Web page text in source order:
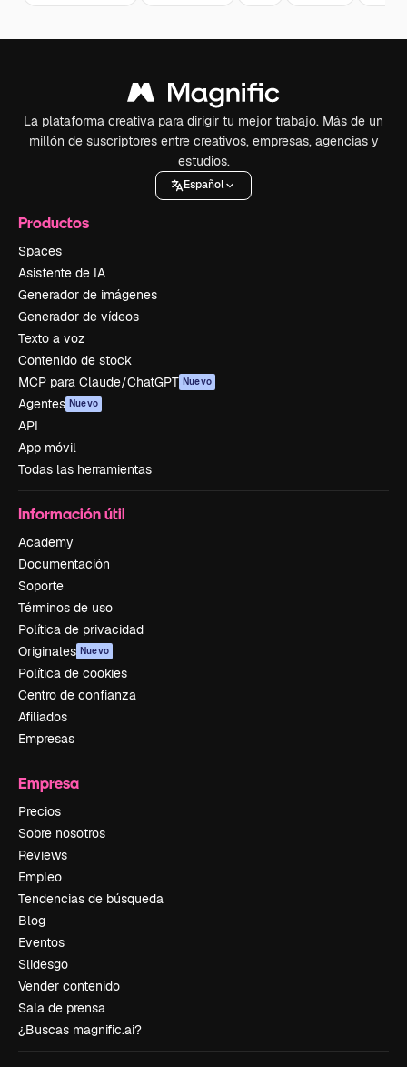
La plataforma creativa para dirigir tu mejor trabajo. Más de un
millón de suscriptores entre creativos, empresas, agencias y
estudios.
Español
Productos
Spaces
Asistente de IA
Generador de imágenes
Generador de vídeos
Texto a voz
Contenido de stock
MCP para Claude/ChatGPT Nuevo
Agentes Nuevo
API
App móvil
Todas las herramientas
Información útil
Academy
Documentación
Soporte
Términos de uso
Política de privacidad
Originales Nuevo
Política de cookies
Centro de confianza
Afiliados
Empresas
Empresa
Precios
Sobre nosotros
Reviews
Empleo
Tendencias de búsqueda
Blog
Eventos
Slidesgo
Vender contenido
Sala de prensa
¿Buscas magnific.ai?